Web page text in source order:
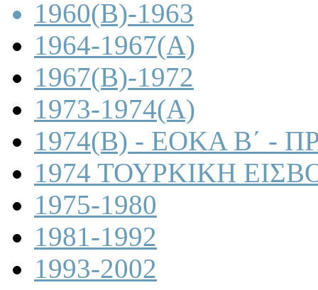
1960(B)-1963
1964-1967(A)
1967(B)-1972
1973-1974(A)
1974(B) - ΕΟΚΑ Β΄ -
1974 ΤΟΥΡΚΙΚΗ
1975-1980
1981-1992
1993-2002